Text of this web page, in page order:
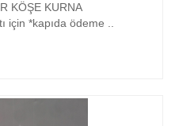
KÖŞE KURNA
için *kapıda ödeme ..